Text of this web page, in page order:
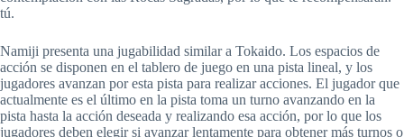
tú.
Namiji presenta una jugabilidad similar a Tokaido. Los espacios de
acción se disponen en el tablero de juego en una pista lineal, y los
jugadores avanzan por esta pista para realizar acciones. El jugador que
actualmente es el último en la pista toma un turno avanzando en la
pista hasta la acción deseada y realizando esa acción, por lo que los
jugadores deben elegir si avanzar lentamente para obtener más turnos o